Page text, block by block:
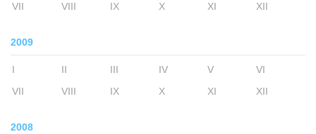
VII
VIII IX X XI XII
2009
I II III IV V
VI
VII
VIII IX X XI XII
2008